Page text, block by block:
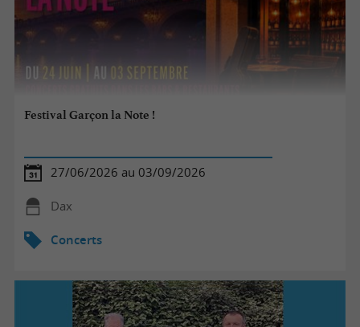
Festival Garçon la Note !
27/06/2026 au 03/09/2026
Dax
Concerts